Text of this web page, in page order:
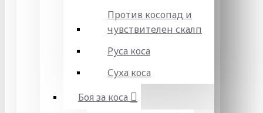
Против косопад и
чувствителен скалп
Руса коса
Суха коса
Боя за коса